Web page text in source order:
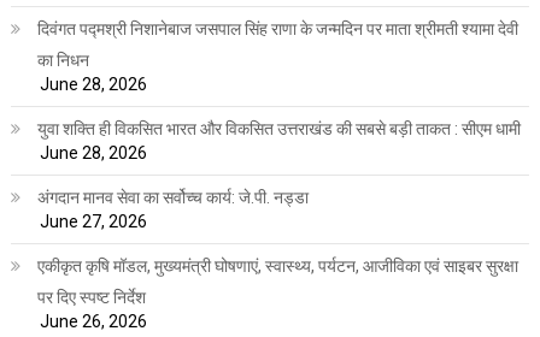
दिवंगत पद्मश्री निशानेबाज जसपाल सिंह राणा के जन्मदिन पर माता श्रीमती श्यामा देवी
का निधन
June 28, 2026
युवा शक्ति ही विकसित भारत और विकसित उत्तराखंड की सबसे बड़ी ताकत : सीएम धामी
June 28, 2026
अंगदान मानव सेवा का सर्वोच्च कार्य: जे.पी. नड्डा
June 27, 2026
एकीकृत कृषि मॉडल, मुख्यमंत्री घोषणाएं, स्वास्थ्य, पर्यटन, आजीविका एवं साइबर सुरक्षा
पर दिए स्पष्ट निर्देश
June 26, 2026